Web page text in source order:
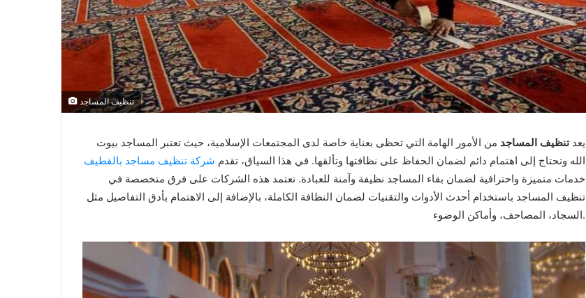
تنظيف المساجد
يعدتنظيف المساجد من الأمور الهامة التي تحظى بعناية خاصة لدى المجتمعات الإسلامية، حيث تعتبر المساجد بيوت
الله وتحتاج إلى اهتمام دائم لضمان الحفاظ على نظافتها وتألقها. في هذا السياق، تقدم شركة تنظيف مساجد بالقطيف
خدمات متميزة واحترافية لضمان بقاء المساجد نظيفة وآمنة للعبادة. تعتمد هذه الشركات على فرق متخصصة في
تنظيف المساجد باستخدام أحدث الأدوات والتقنيات لضمان النظافة الكاملة، بالإضافة إلى الاهتمام بأدق التفاصيل مثل
السجاد، المصاحف، وأماكن الوضوء.